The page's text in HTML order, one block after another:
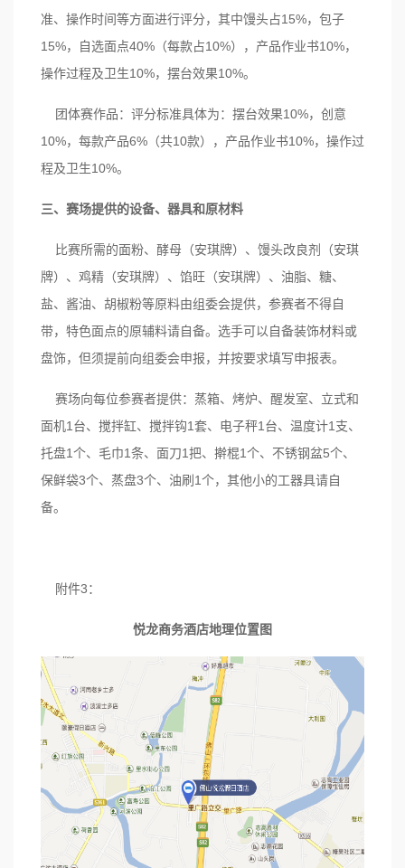
准、操作时间等方面进行评分，其中馒头占15%，包子
15%，自选面点40%（每款占10%），产品作业书10%，
操作过程及卫生10%，摆台效果10%。
团体赛作品：评分标准具体为：摆台效果10%，创意
10%，每款产品6%（共10款），产品作业书10%，操作过
程及卫生10%。
三、赛场提供的设备、器具和原材料
比赛所需的面粉、酵母（安琪牌）、馒头改良剂（安琪
牌）、鸡精（安琪牌）、馅旺（安琪牌）、油脂、糖、
盐、酱油、胡椒粉等原料由组委会提供，参赛者不得自
带，特色面点的原辅料请自备。选手可以自备装饰材料或
盘饰，但须提前向组委会申报，并按要求填写申报表。
赛场向每位参赛者提供：蒸箱、烤炉、醒发室、立式和
面机1台、搅拌缸、搅拌钩1套、电子秤1台、温度计1支、
托盘1个、毛巾1条、面刀1把、擀棍1个、不锈钢盆5个、
保鲜袋3个、蒸盘3个、油刷1个，其他小的工器具请自
备。
附件3：
悦龙商务酒店地理位置图